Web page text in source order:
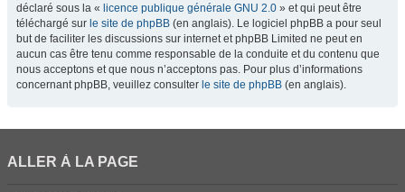
déclaré sous la « licence publique générale GNU 2.0 » et qui peut être
téléchargé sur le site de phpBB (en anglais). Le logiciel phpBB a pour seul
but de faciliter les discussions sur internet et phpBB Limited ne peut en
aucun cas être tenu comme responsable de la conduite et du contenu que
nous acceptons et que nous n’acceptons pas. Pour plus d’informations
concernant phpBB, veuillez consulter le site de phpBB (en anglais).
ALLER À LA PAGE